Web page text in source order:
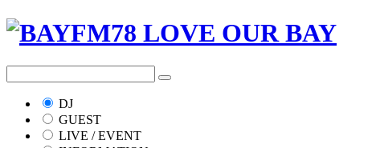
DJ
GUEST
LIVE / EVENT